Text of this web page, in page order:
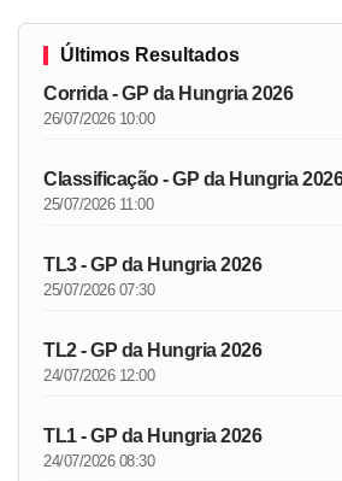
Últimos Resultados
Corrida - GP da Hungria 2026
26/07/2026 10:00
Classificação - GP da Hungria 2026
25/07/2026 11:00
TL3 - GP da Hungria 2026
25/07/2026 07:30
TL2 - GP da Hungria 2026
24/07/2026 12:00
TL1 - GP da Hungria 2026
24/07/2026 08:30